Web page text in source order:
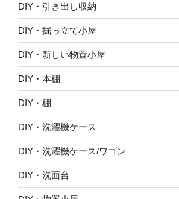
DIY・引き出し収納
DIY・掘っ立て小屋
DIY・新しい物置小屋
DIY・本棚
DIY・棚
DIY・洗濯機ケース
DIY・洗濯機ケース/ワゴン
DIY・洗面台